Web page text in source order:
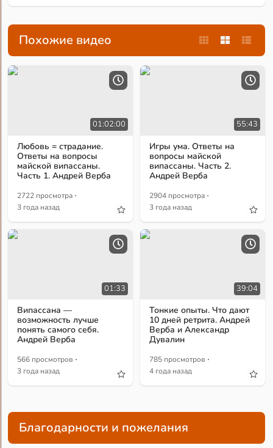
Похожие видео
01:02:00
Любовь = страдание.
Ответы на вопросы
майской випассаны.
Часть 1. Андрей Верба
2722 просмотра ·
3 года назад
55:43
Игры ума. Ответы на
вопросы майской
випассаны. Часть 2.
Андрей Верба
2904 просмотра ·
3 года назад
01:33
Випассана —
возможность лучше
понять самого себя.
Андрей Верба
566 просмотров ·
3 года назад
39:04
Тонкие опыты. Что дают
10 дней ретрита. Андрей
Верба и Александр
Дувалин
785 просмотров ·
4 года назад
Благодарности и пожелания